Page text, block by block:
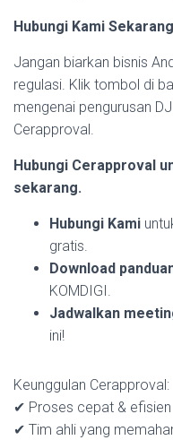
Hubungi Kami
Jangan biarkan bisnis
regulasi. Klik tombol di
mengenai pengurusan
Cerapproval.
Hubungi Cerapproval
sekarang.
Hubungi Kami
gratis.
Download
KOMDIGI.
Jadwalkan
ini!
Keunggulan Cerapproval:
✔ Proses cepat & efisien
✔ Tim ahli yang